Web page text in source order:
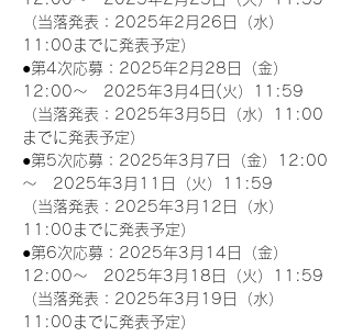
（当落発表：2025年2月26日（水）
11:00までに発表予定）
●第4次応募：2025年2月28日（金）
12:00～　2025年3月4日(火）11:59
（当落発表：2025年3月5日（水）11:00
までに発表予定）
●第5次応募：2025年3月7日（金）12:00
～　2025年3月11日（火）11:59
（当落発表：2025年3月12日（水）
11:00までに発表予定）
●第6次応募：2025年3月14日（金）
12:00～　2025年3月18日（火）11:59
（当落発表：2025年3月19日（水）
11:00までに発表予定）